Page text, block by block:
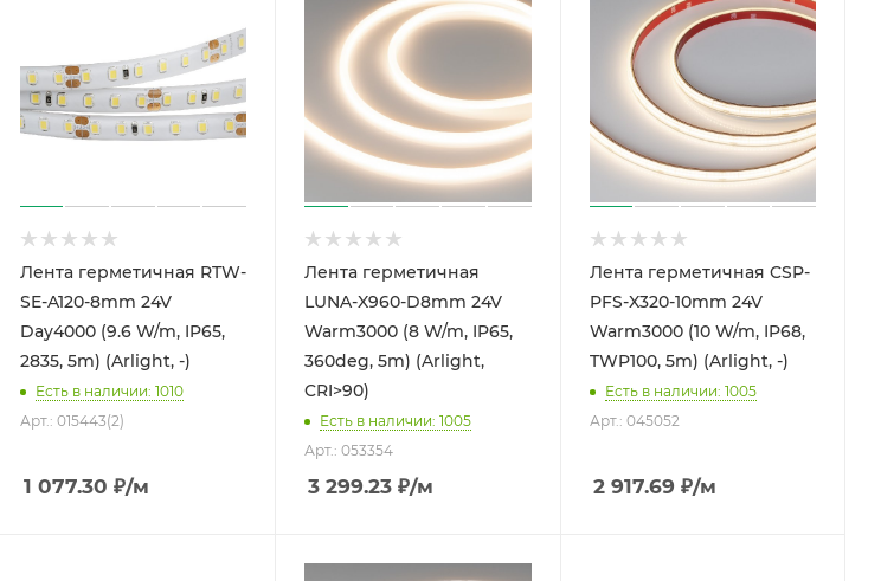
Лента герметичная RTW-
SE-A120-8mm 24V
Day4000 (9.6 W/m, IP65,
2835, 5m) (Arlight, -)
Есть в наличии: 1010
Арт.: 015443(2)
1 077.30 ₽/м
Лента герметичная
LUNA-X960-D8mm 24V
Warm3000 (8 W/m, IP65,
360deg, 5m) (Arlight,
CRI>90)
Есть в наличии: 1005
Арт.: 053354
3 299.23 ₽/м
Лента герметичная CSP-
PFS-X320-10mm 24V
Warm3000 (10 W/m, IP68,
TWP100, 5m) (Arlight, -)
Есть в наличии: 1005
Арт.: 045052
2 917.69 ₽/м